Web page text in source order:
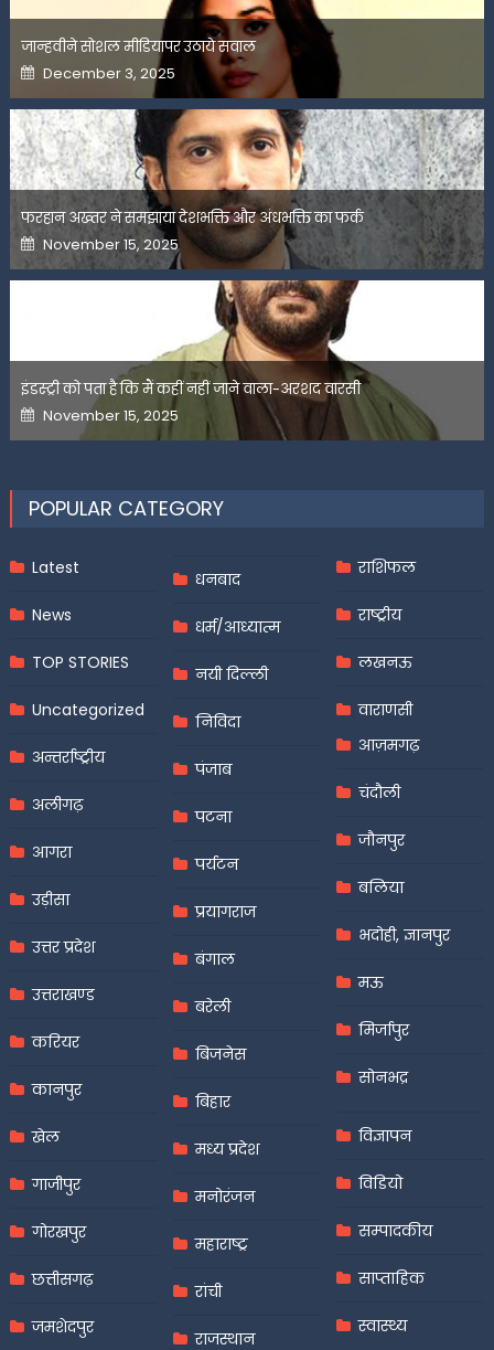
जान्हवीने सोशल मीडियापर उठाये सवाल
Posted
on
December 3, 2025
फरहान अख्तर ने समझाया देशभक्ति और अंधभक्ति का फर्क
Posted
on
November 15, 2025
इंडस्ट्री को पता है कि मैं कहीं नहीं जाने वाला-अरशद वारसी
Posted
on
November 15, 2025
POPULAR CATEGORY
Latest
News
TOP STORIES
Uncategorized
अन्तर्राष्ट्रीय
अलीगढ़
आगरा
उड़ीसा
उत्तर प्रदेश
उत्तराखण्ड
करियर
कानपुर
खेल
गाजीपुर
गोरखपुर
छत्तीसगढ़
जमशेदपुर
धनबाद
धर्म/आध्यात्म
नयी दिल्ली
निविदा
पंजाब
पटना
पर्यटन
प्रयागराज
बंगाल
बरेली
बिजनेस
बिहार
मध्य प्रदेश
मनोरंजन
महाराष्ट्र
रांची
राजस्थान
राशिफल
राष्ट्रीय
लखनऊ
वाराणसी
आज़मगढ़
चंदौली
जौनपुर
बलिया
भदोही, ज्ञानपुर
मऊ
मिर्जापुर
सोनभद्र
विज्ञापन
विडियो
सम्पादकीय
साप्ताहिक
स्वास्थ्य